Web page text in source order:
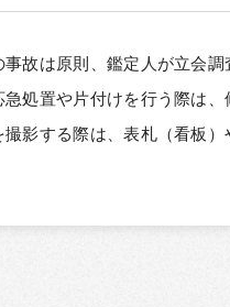
事故は原則、鑑定人が立会
処置や片付けを行う際は
影する際は、表札（看板）